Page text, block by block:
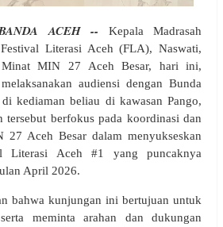
ACEH --
Kepala Madrasah
Literasi Aceh (FLA), Naswati,
MIN 27 Aceh Besar, hari ini,
audiensi dengan Bunda
kediaman beliau di kawasan Pango,
tersebut berfokus pada koordinasi dan
27 Aceh Besar dalam menyukseskan
Literasi Aceh #1 yang puncaknya
April 2026.
bahwa kunjungan ini bertujuan untuk
meminta arahan dan dukungan